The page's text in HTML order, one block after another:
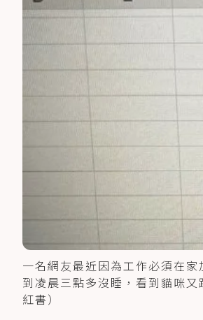
一名網友最近因為工作必須在
到凌晨三點多沒睡，看到貓咪
紅書）